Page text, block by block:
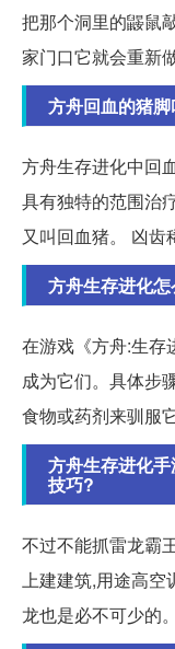
把那个洞里的鼹鼠
家门口它就会重新
方舟回血的猪
方舟生存进化中回
具有独特的范围治
又叫回血猪。 凶齿
方舟生存进化
在游戏《方舟:生存
成为它们。具体步
食物或药剂来驯服
方舟生存进化
技巧?
不过不能抓雷龙霸
上建建筑,用途高空
龙也是必不可少的